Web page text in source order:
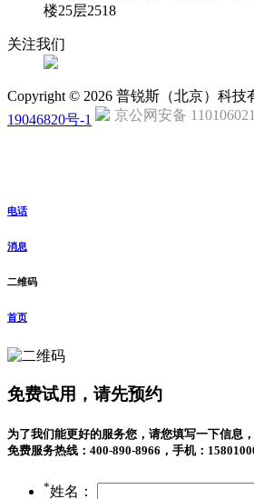
楼25层2518
关注我们
Copyright © 2026 普锐斯（北京）科
19046820号-1
京公网安备
电话
消息
二维码
首页
免费试用，请先预约
为了我们能更好的服务您，请您填写一下信息
免费服务热线：400-890-8966，手机：
*姓名：